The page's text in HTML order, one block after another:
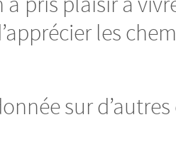
les
sur